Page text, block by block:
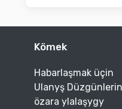
Kömek
Habarlaşmak üçin
Ulanyş
özara ylalaşygy